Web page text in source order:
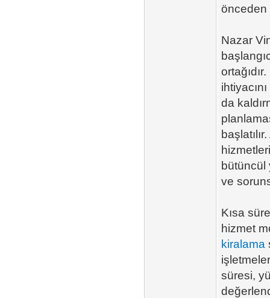
önceden
Nazar
da
bütüncül
ve
Kısa
hizmet
kiralama
süresi,